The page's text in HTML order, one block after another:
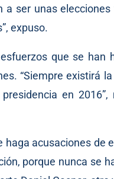
a ser unas
expuso.
que se han
“Siempre existirá
en
haga acusaciones
porque nunca se